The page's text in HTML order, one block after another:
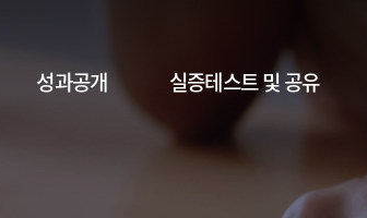
성과공개 실증테스트 및 공유